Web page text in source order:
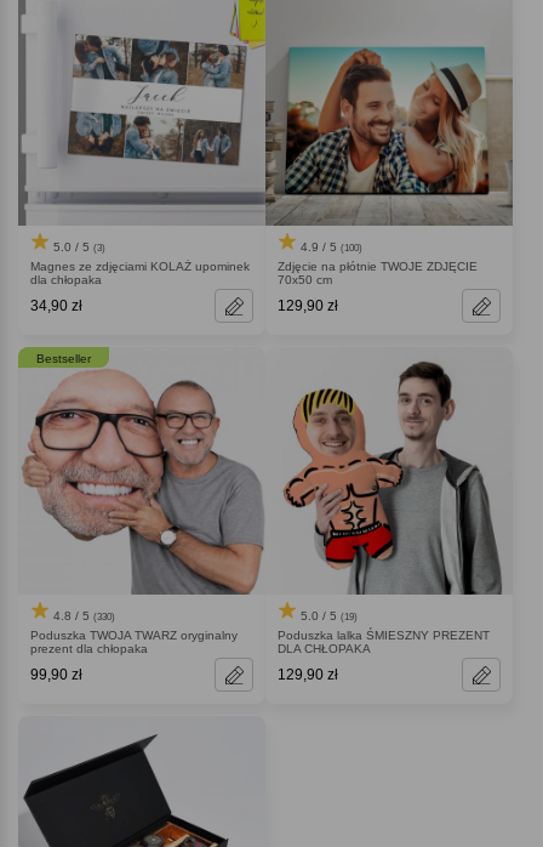
5.0 / 5 (3)
Magnes ze zdjęciami KOLAŻ upominek
dla chłopaka
34,90 zł
4.9 / 5 (100)
Zdjęcie na płótnie TWOJE ZDJĘCIE
70x50 cm
129,90 zł
Bestseller
4.8 / 5 (330)
Poduszka TWOJA TWARZ oryginalny
prezent dla chłopaka
99,90 zł
5.0 / 5 (19)
Poduszka lalka ŚMIESZNY PREZENT
DLA CHŁOPAKA
129,90 zł